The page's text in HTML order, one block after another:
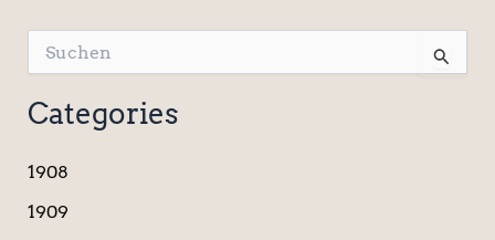
u
c
h
n
a
Categories
1908
1909